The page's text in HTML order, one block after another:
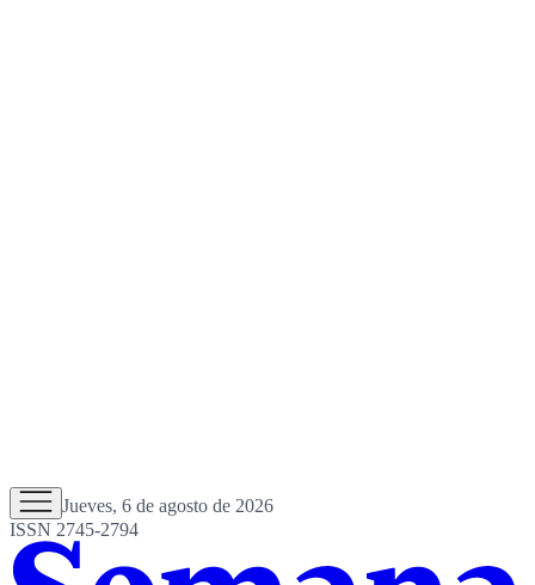
Jueves, 6 de agosto de 2026
ISSN 2745-2794